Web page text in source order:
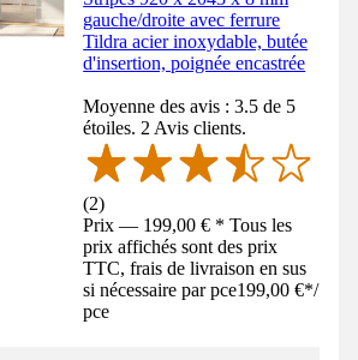
gauche/droite avec ferrure
Tildra acier inoxydable, butée
d'insertion, poignée encastrée
Moyenne des avis : 3.5 de 5
étoiles. 2 Avis clients.
(2)
Prix — 199,00 € * Tous les
prix affichés sont des prix
TTC, frais de livraison en sus
si nécessaire par pce199,00 €*/
pce